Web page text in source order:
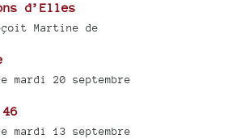
d’Elles
Martine de
mardi 20 septembre
mardi 13 septembre